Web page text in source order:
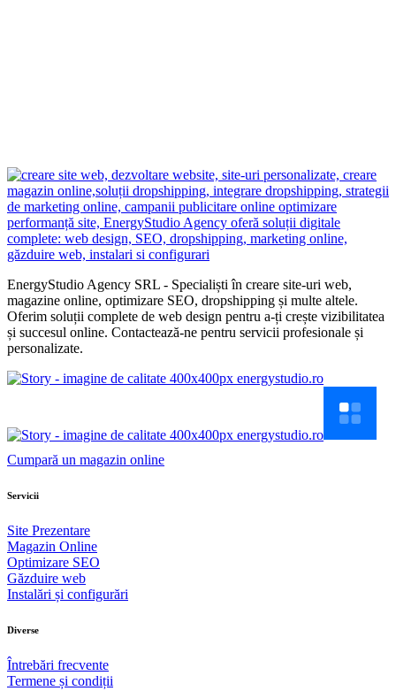
EnergyStudio Agency SRL - Specialiști în creare site-uri web,
magazine online, optimizare SEO, dropshipping și multe altele.
Oferim soluții complete de web design pentru a-ți crește vizibilitatea
și succesul online. Contactează-ne pentru servicii profesionale și
personalizate.
Cumpară un magazin online
Servicii
Site Prezentare
Magazin Online
Optimizare SEO
Găzduire web
Instalări și configurări
Diverse
Întrebări frecvente
Termene și condiții